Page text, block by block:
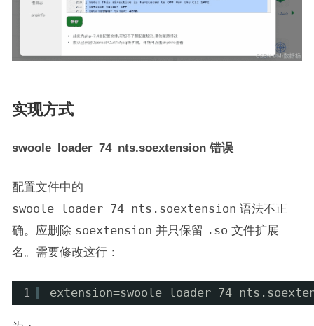
实现方式
swoole_loader_74_nts.soextension 错误
配置文件中的
swoole_loader_74_nts.soextension 语法不正
确。应删除 soextension 并只保留 .so 文件扩展
名。需要修改这行：
1